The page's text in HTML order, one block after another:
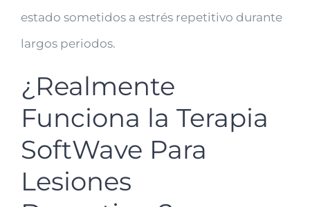
estado sometidos a estrés repetitivo durante
largos periodos.
¿Realmente
Funciona la Terapia
SoftWave Para
Lesiones